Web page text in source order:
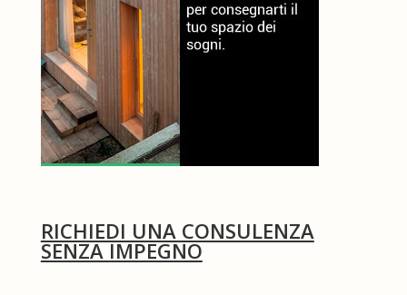
RICHIEDI UNA CONSULENZA
SENZA IMPEGNO